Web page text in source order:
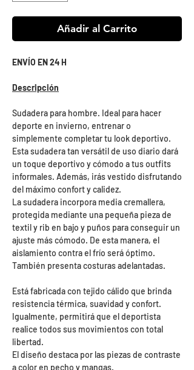
Añadir al Carrito
ENVÍO EN 24 H
Descripción
Sudadera para hombre. Ideal para hacer
deporte en invierno, entrenar o
simplemente completar tu look deportivo.
Esta sudadera tan versátil de uso diario dará
un toque deportivo y cómodo a tus outfits
informales. Además, irás vestido disfrutando
del máximo confort y calidez.
La sudadera incorpora media cremallera,
protegida mediante una pequeña pieza de
textil y rib en bajo y puños para conseguir un
ajuste más cómodo. De esta manera, el
aislamiento contra el frío será óptimo.
También presenta costuras adelantadas.
Está fabricada con tejido cálido que brinda
resistencia térmica, suavidad y confort.
Igualmente, permitirá que el deportista
realice todos sus movimientos con total
libertad.
El diseño destaca por las piezas de contraste
a color en pecho y mangas.